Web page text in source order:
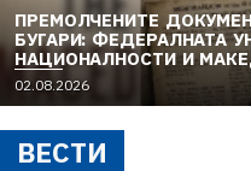
ПРЕМОЛЧЕНИТЕ
БУГАРИ: ФЕДЕРАЛНАТА
НАЦИОНАЛНОСТИ И
ДВИЖЕЊЕ (1949–1956) (1)
02.08.2026
ВЕСТИ